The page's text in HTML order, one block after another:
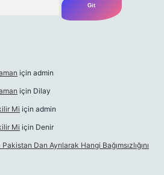
için admin
için Dilay
Mi için admin
Mi için Denir
Dan Ayrılarak Hangi Bağımsızlığını